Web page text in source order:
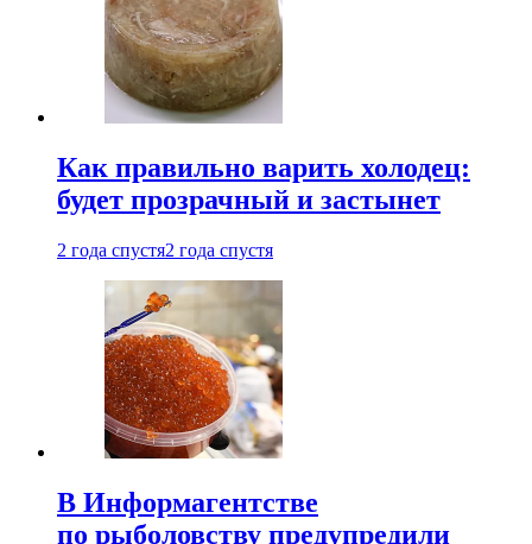
Как правильно варить холодец:
будет прозрачный и застынет
2 года спустя2 года спустя
В Информагентстве
по рыболовству предупредили